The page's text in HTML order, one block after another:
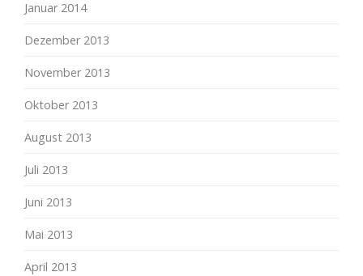
Januar 2014
Dezember 2013
November 2013
Oktober 2013
August 2013
Juli 2013
Juni 2013
Mai 2013
April 2013